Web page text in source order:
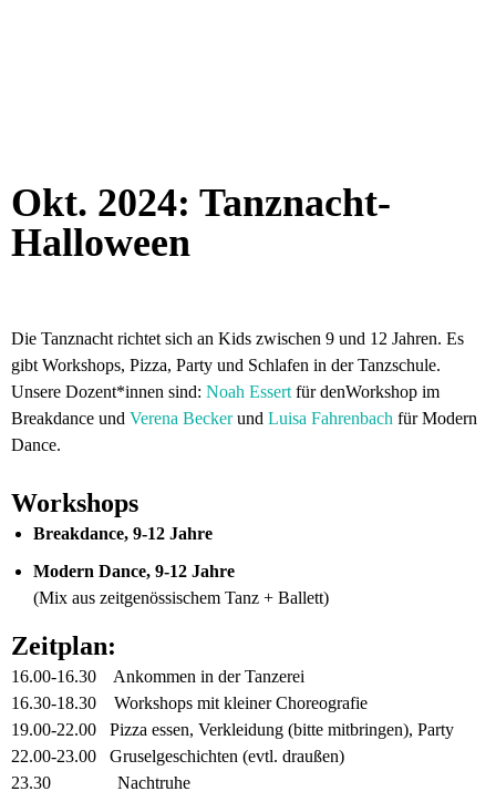
Okt. 2024: Tanznacht-
Halloween
Die Tanznacht richtet sich an Kids zwischen 9 und 12 Jahren. Es
gibt Workshops, Pizza, Party und Schlafen in der Tanzschule.
Unsere Dozent*innen sind: Noah Essert für denWorkshop im
Breakdance und Verena Beckerund Luisa Fahrenbach für Modern
Dance.
Workshops
Breakdance, 9-12 Jahre
Modern Dance, 9-12 Jahre
(Mix aus zeitgenössischem Tanz + Ballett)
Zeitplan:
16.00-16.30 Ankommen in der Tanzerei
16.30-18.30 Workshops mit kleiner Choreografie
19.00-22.00 Pizza essen, Verkleidung (bitte mitbringen), Party
22.00-23.00 Gruselgeschichten (evtl. draußen)
23.30 Nachtruhe